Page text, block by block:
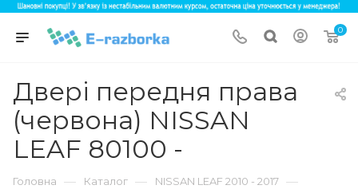
0
Двері передня права
(червона) NISSAN
LEAF 80100 -
Головна — Каталог — NISSAN LEAF 2010 - 2017 —